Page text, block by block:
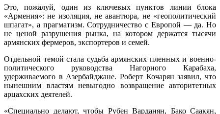
Это, пожалуй, один из ключевых пунктов линии блока
«Армения»: не изоляция, не авантюра, не «геополитический
шпагат», а прагматизм. Сотрудничество с Европой — да. Но
не ценой разрушения рынка, на котором держатся тысячи
армянских фермеров, экспортеров и семей.
Отдельной темой стала судьба армянских пленных и военно-
политического руководства Нагорного Карабаха,
удерживаемого в Азербайджане. Роберт Кочарян заявил, что
нынешним властям невыгодно возвращение авторитетных
арцахских деятелей.
«Специально делают, чтобы Рубен Варданян, Бако Саакян,